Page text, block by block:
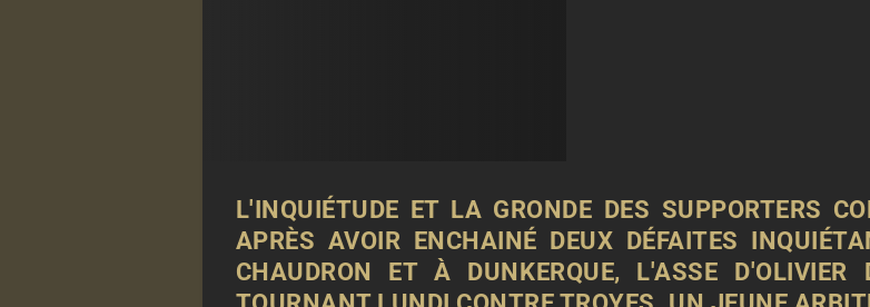
L'INQUIÉTUDE ET LA GRONDE DES SUPPORTERS
APRÈS AVOIR ENCHAINÉ DEUX DÉFAITES
CHAUDRON ET À DUNKERQUE, L'ASSE D'OLIVIER